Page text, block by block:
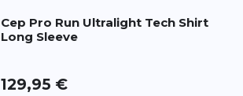
Cep Pro Run Ultralight Tech Shirt
Long Sleeve
129,95 €